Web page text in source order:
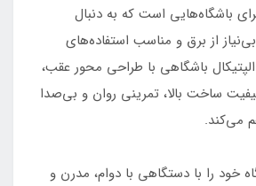
باشگاه‌هایی است که به دنبال
از برق و مناسب استفاده‌های
باشگاهی با طراحی محور عقب،
ساخت بالا، تمرینی روان و بی‌صدا
می‌کند.
خود را با دستگاهی با دوام، مدرن و